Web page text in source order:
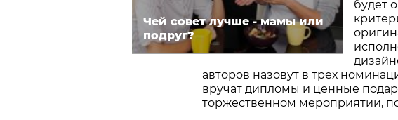
Чей совет лучше - мамы или
подруг?
будет
авторов назовут в трех
вручат дипломы и ценные
торжественном мероприятии,